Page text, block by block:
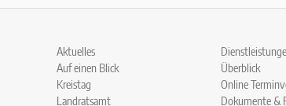
Aktuelles
Auf einen Blick
Kreistag
Landratsamt
Überblick
Online
Dokumente &